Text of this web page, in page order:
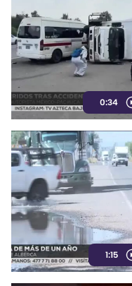
0:34
1:15